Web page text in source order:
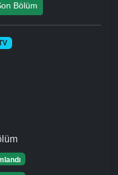
Bölüm